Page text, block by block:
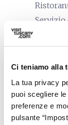
Ci teniamo alla
La tua privacy
puoi scegliere
preferenze e
pulsante
Servizio
bed
Aria